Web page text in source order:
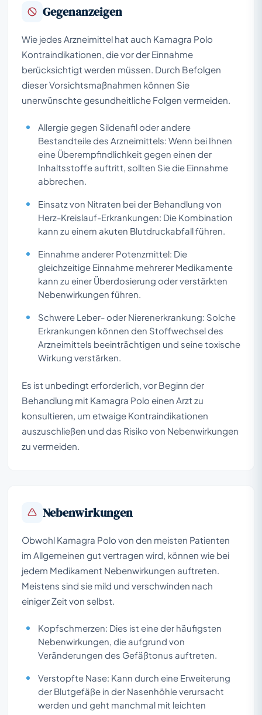
Gegenanzeigen
Wie jedes Arzneimittel hat auch Kamagra Polo
Kontraindikationen, die vor der Einnahme
berücksichtigt werden müssen. Durch Befolgen
dieser Vorsichtsmaßnahmen können Sie
unerwünschte gesundheitliche Folgen vermeiden.
Allergie gegen Sildenafil oder andere
Bestandteile des Arzneimittels: Wenn bei Ihnen
eine Überempfindlichkeit gegen einen der
Inhaltsstoffe auftritt, sollten Sie die Einnahme
abbrechen.
Einsatz von Nitraten bei der Behandlung von
Herz-Kreislauf-Erkrankungen: Die Kombination
kann zu einem akuten Blutdruckabfall führen.
Einnahme anderer Potenzmittel: Die
gleichzeitige Einnahme mehrerer Medikamente
kann zu einer Überdosierung oder verstärkten
Nebenwirkungen führen.
Schwere Leber- oder Nierenerkrankung: Solche
Erkrankungen können den Stoffwechsel des
Arzneimittels beeinträchtigen und seine toxische
Wirkung verstärken.
Es ist unbedingt erforderlich, vor Beginn der
Behandlung mit Kamagra Polo einen Arzt zu
konsultieren, um etwaige Kontraindikationen
auszuschließen und das Risiko von Nebenwirkungen
zu vermeiden.
Nebenwirkungen
Obwohl Kamagra Polo von den meisten Patienten
im Allgemeinen gut vertragen wird, können wie bei
jedem Medikament Nebenwirkungen auftreten.
Meistens sind sie mild und verschwinden nach
einiger Zeit von selbst.
Kopfschmerzen: Dies ist eine der häufigsten
Nebenwirkungen, die aufgrund von
Veränderungen des Gefäßtonus auftreten.
Verstopfte Nase: Kann durch eine Erweiterung
der Blutgefäße in der Nasenhöhle verursacht
werden und geht manchmal mit leichten